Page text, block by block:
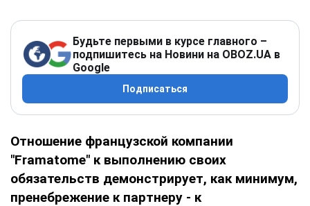
Будьте первыми в курсе главного –
подпишитесь на Новини на OBOZ.UA в
Google
Подписаться
Отношение французской компании
"Framatome" к выполнению своих
обязательств демонстрирует, как минимум,
пренебрежение к партнеру - к